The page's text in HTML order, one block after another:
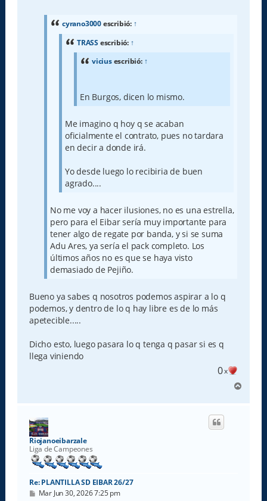
cyrano3000escribió: ↑
TRASS escribió: ↑
viciusescribió: ↑
En Burgos, dicen lo mismo.
Me imagino q hoy q se acaban
oficialmente el contrato, pues no tardara
en decir a donde irá.
Yo desde luego lo recibiria de buen
agrado....
No me voy a hacer ilusiones, no es una estrella,
pero para el Eibar sería muy importante para
tener algo de regate por banda, y si se suma
Adu Ares, ya sería el pack completo. Los
últimos años no es que se haya visto
demasiado de Pejiño.
Bueno ya sabes q nosotros podemos aspirar a lo q
podemos, y dentro de lo q hay libre es de lo más
apetecible.....
Dicho esto, luego pasara lo q tenga q pasar si es q
llega viniendo
0x
r
Riojanoeibarzale
Liga de Campeones
Re: PLANTILLA SD EIBAR 26/27
M
Mar Jun 30, 2026 7:25 pm